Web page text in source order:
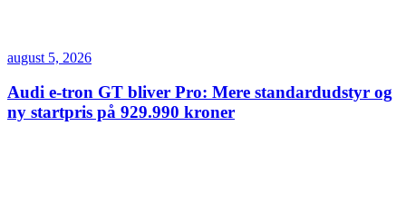
august 5, 2026
Audi e-tron GT bliver Pro: Mere standardudstyr og
ny startpris på 929.990 kroner